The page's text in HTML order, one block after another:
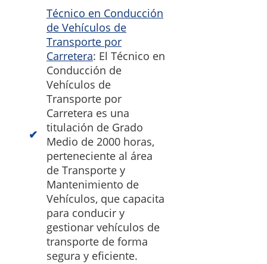
Técnico en Conducción
de Vehículos de
Transporte por
Carretera: El Técnico en
Conducción de
Vehículos de
Transporte por
Carretera es una
titulación de Grado
Medio de 2000 horas,
perteneciente al área
de Transporte y
Mantenimiento de
Vehículos, que capacita
para conducir y
gestionar vehículos de
transporte de forma
segura y eficiente.